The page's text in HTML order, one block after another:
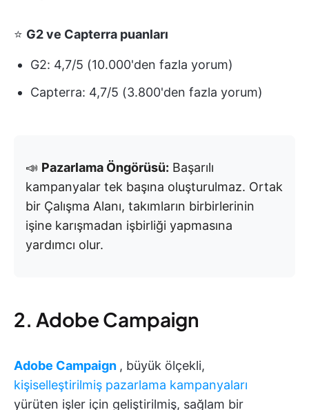
⭐ G2 ve Capterra puanları
G2: 4,7/5 (10.000'den fazla yorum)
Capterra: 4,7/5 (3.800'den fazla yorum)
📣 Pazarlama Öngörüsü: Başarılı
kampanyalar tek başına oluşturulmaz. Ortak
bir Çalışma Alanı, takımların birbirlerinin
işine karışmadan işbirliği yapmasına
yardımcı olur.
2. Adobe Campaign
Adobe Campaign , büyük ölçekli,
kişiselleştirilmiş pazarlama kampanyaları
yürüten işler için geliştirilmiş, sağlam bir